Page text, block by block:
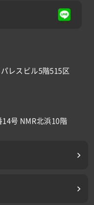
レスビル5階515区
号 NMR北浜10階